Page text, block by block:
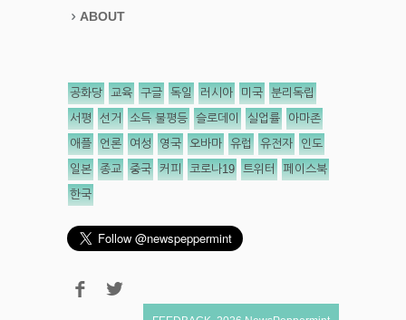
ABOUT
공화당 교육 구글 독일 러시아 미국 분리독립
서평 선거 소득 불평등 슬로데이 실업률 아마존
애플 언론 여성 영국 오바마 유럽 유전자 인도
일본 종교 중국 커피 코로나19 트위터 페이스북
한국